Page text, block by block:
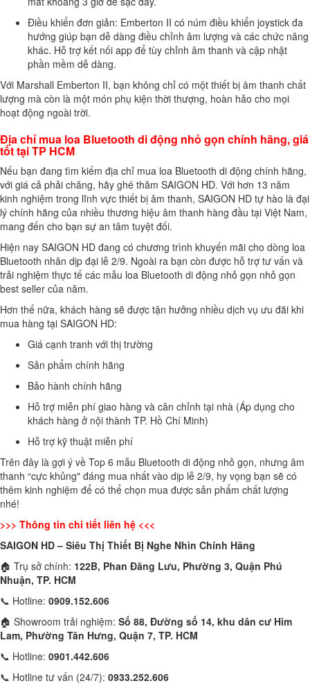
Điều khiển đơn giản: Emberton II có núm điều khiển joystick đa
hướng giúp bạn dễ dàng điều chỉnh âm lượng và các chức năng
khác. Hỗ trợ kết nối app để tùy chỉnh âm thanh và cập nhật
phần mềm dễ dàng.
Với Marshall Emberton II, bạn không chỉ có một thiết bị âm thanh chất
lượng mà còn là một món phụ kiện thời thượng, hoàn hảo cho mọi
hoạt động ngoài trời.
Địa chỉ mua loa Bluetooth di động nhỏ gọn chính hãng, giá
tốt tại TP HCM
Nếu bạn đang tìm kiếm địa chỉ mua loa Bluetooth di động chính hãng,
với giá cả phải chăng, hãy ghé thăm SAIGON HD. Với hơn 13 năm
kinh nghiệm trong lĩnh vực thiết bị âm thanh, SAIGON HD tự hào là đại
lý chính hãng của nhiều thương hiệu âm thanh hàng đầu tại Việt Nam,
mang đến cho bạn sự an tâm tuyệt đối.
Hiện nay SAIGON HD đang có chương trình khuyến mãi cho dòng loa
Bluetooth nhân dịp đại lễ 2/9. Ngoài ra bạn còn được hỗ trợ tư vấn và
trải nghiệm thực tế các mẫu loa Bluetooth di động nhỏ gọn nhỏ gọn
best seller của năm.
Hơn thế nữa, khách hàng sẽ được tận hưởng nhiều dịch vụ ưu đãi khi
mua hàng tại SAIGON HD:
Giá cạnh tranh với thị trường
Sản phẩm chính hãng
Bảo hành chính hãng
Hỗ trợ miễn phí giao hàng và cân chỉnh tại nhà (Áp dụng cho
khách hàng ở nội thành TP. Hồ Chí Minh)
Hỗ trợ kỹ thuật miễn phí
Trên đây là gợi ý về Top 6 mẫu Bluetooth di động nhỏ gọn, nhưng âm
thanh “cực khủng" đáng mua nhất vào dịp lễ 2/9, hy vọng bạn sẽ có
thêm kinh nghiệm để có thể chọn mua được sản phẩm chất lượng
nhé!
>>> Thông tin chi tiết liên hệ <<<
SAIGON HD – Siêu Thị Thiết Bị Nghe Nhìn Chính Hãng
🏠 Trụ sở chính: 122B, Phan Đăng Lưu, Phường 3, Quận Phú
Nhuận, TP. HCM
📞 Hotline: 0909.152.606
🏠 Showroom trải nghiệm: Số 88, Đường số 14, khu dân cư Him
Lam, Phường Tân Hưng, Quận 7, TP. HCM
📞 Hotline: 0901.442.606
📞 Hotline tư vấn (24/7): 0933.252.606